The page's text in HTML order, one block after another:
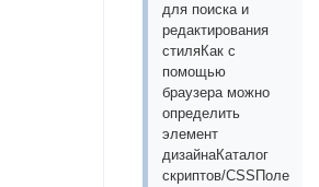
для поиска и
редактирования
стиляКак с
помощью
браузера можно
определить
элемент
дизайнаКаталог
скриптов/